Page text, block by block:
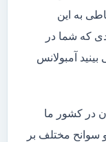
به این
که شما در
آمبولانس
در کشور ما
مختلف بر